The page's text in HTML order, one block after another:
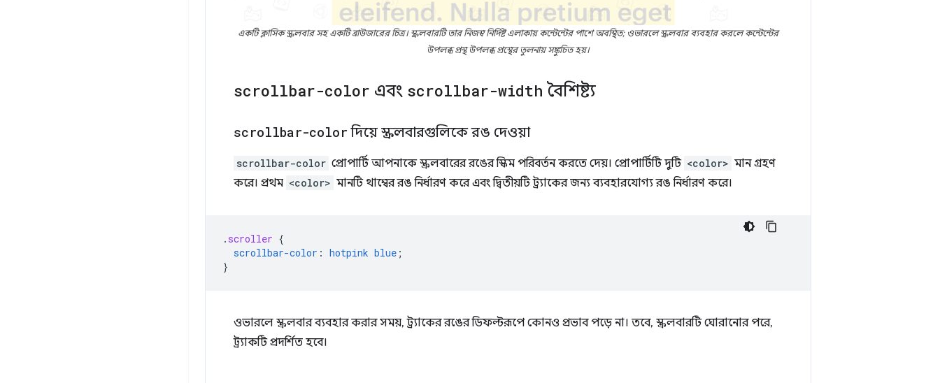
একটি ক্লাসিক স্ক্রলবার সহ একটি ব্রাউজারের চিত্র। স্ক্রলবারটি তার নিজস্ব নির্দিষ্ট এলাকায় কন্টেন্টের পাশে অবস্থিত; ওভারলে স্ক্রলবার ব্যবহার করলে কন্টেন্টের
উপলব্ধ প্রস্থ উপলব্ধ প্রস্থের তুলনায় সঙ্কুচিত হয়।
scrollbar-color এবং scrollbar-width বৈশিষ্ট্য
scrollbar-color দিয়ে স্ক্রলবারগুলিকে রঙ দেওয়া
scrollbar-color প্রোপার্টি আপনাকে স্ক্রলবারের রঙের স্কিম পরিবর্তন করতে দেয়। প্রোপার্টিটি দুটি <color> মান গ্রহণ
করে। প্রথম <color> মানটি থাম্বের রঙ নির্ধারণ করে এবং দ্বিতীয়টি ট্র্যাকের জন্য ব্যবহারযোগ্য রঙ নির্ধারণ করে।
. scroller {
scrollbar-color : hotpink blue ;
}
ওভারলে স্ক্রলবার ব্যবহার করার সময়, ট্র্যাকের রঙের ডিফল্টরূপে কোনও প্রভাব পড়ে না। তবে, স্ক্রলবারটি ঘোরানোর পরে,
ট্র্যাকটি প্রদর্শিত হবে।